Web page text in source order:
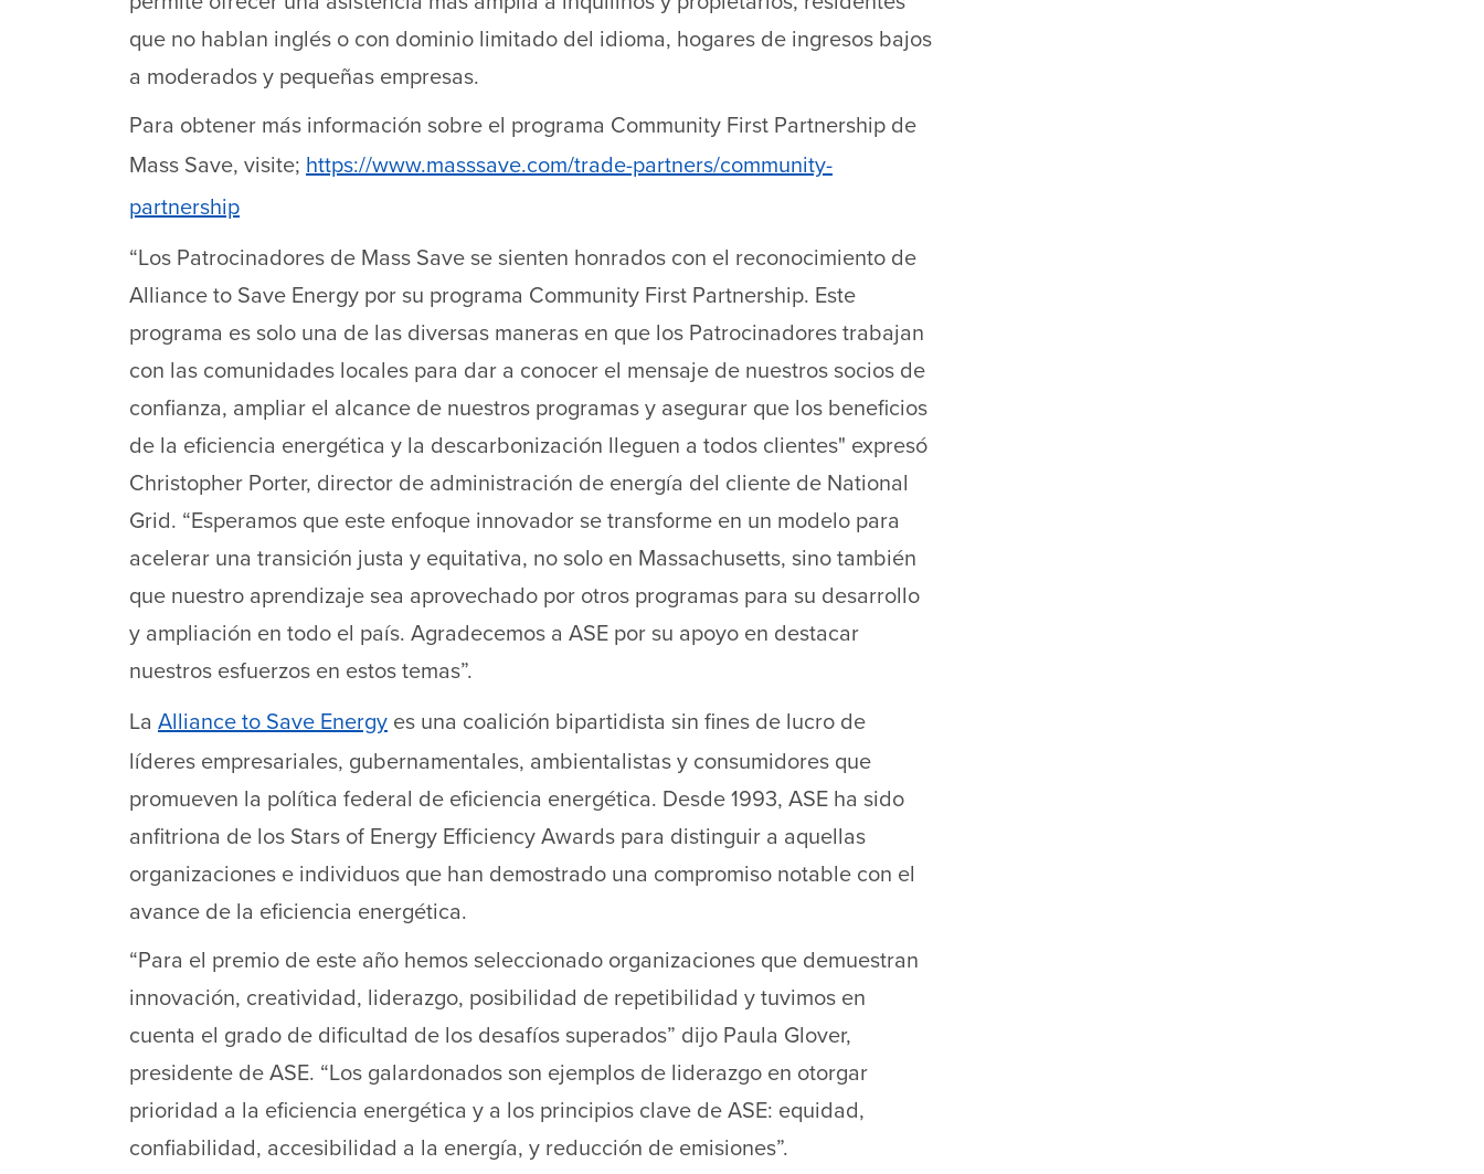
que no hablan inglés o con dominio limitado del idioma, hogares de ingresos bajos
a moderados y pequeñas empresas.
Para obtener más información sobre el programa Community First Partnership de
Mass Save, visite; https://www.masssave.com/trade-partners/community-
partnership
“Los Patrocinadores de Mass Save se sienten honrados con el reconocimiento de
Alliance to Save Energy por su programa Community First Partnership. Este
programa es solo una de las diversas maneras en que los Patrocinadores trabajan
con las comunidades locales para dar a conocer el mensaje de nuestros socios de
confianza, ampliar el alcance de nuestros programas y asegurar que los beneficios
de la eficiencia energética y la descarbonización lleguen a todos clientes" expresó
Christopher Porter, director de administración de energía del cliente de National
Grid. “Esperamos que este enfoque innovador se transforme en un modelo para
acelerar una transición justa y equitativa, no solo en Massachusetts, sino también
que nuestro aprendizaje sea aprovechado por otros programas para su desarrollo
y ampliación en todo el país. Agradecemos a ASE por su apoyo en destacar
nuestros esfuerzos en estos temas”.
La Alliance to Save Energy es una coalición bipartidista sin fines de lucro de
líderes empresariales, gubernamentales, ambientalistas y consumidores que
promueven la política federal de eficiencia energética. Desde 1993, ASE ha sido
anfitriona de los Stars of Energy Efficiency Awards para distinguir a aquellas
organizaciones e individuos que han demostrado una compromiso notable con el
avance de la eficiencia energética.
“Para el premio de este año hemos seleccionado organizaciones que demuestran
innovación, creatividad, liderazgo, posibilidad de repetibilidad y tuvimos en
cuenta el grado de dificultad de los desafíos superados” dijo Paula Glover,
presidente de ASE. “Los galardonados son ejemplos de liderazgo en otorgar
prioridad a la eficiencia energética y a los principios clave de ASE: equidad,
confiabilidad, accesibilidad a la energía, y reducción de emisiones”.